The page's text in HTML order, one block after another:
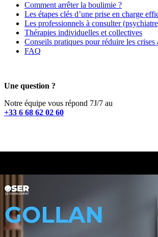
Comment arrêter la boulimie ?
Les étapes clés d’une prise en charge
Les professionnels à consulter
Thérapies individuelles et collectives
Conseils pratiques pour réduire les crises
FAQ
Une question ?
Notre équipe vous répond 7J/7 au
+33 6 68 62 02 60